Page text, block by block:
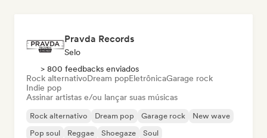
Pravda Records
Selo
> 800 feedbacks enviados
Rock alternativoDream popEletrônicaGarage rock
Indie pop
Assinar artistas e/ou lançar suas músicas
Rock alternativo Dream pop Garage rock
New wave
Pop soul
Reggae Shoegaze Soul